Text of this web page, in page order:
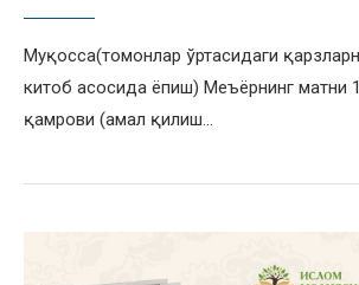
Муқосса(томонлар ўртасидаги
китоб асосида ёпиш) Меъёрнинг матни
қамрови (амал қилиш…